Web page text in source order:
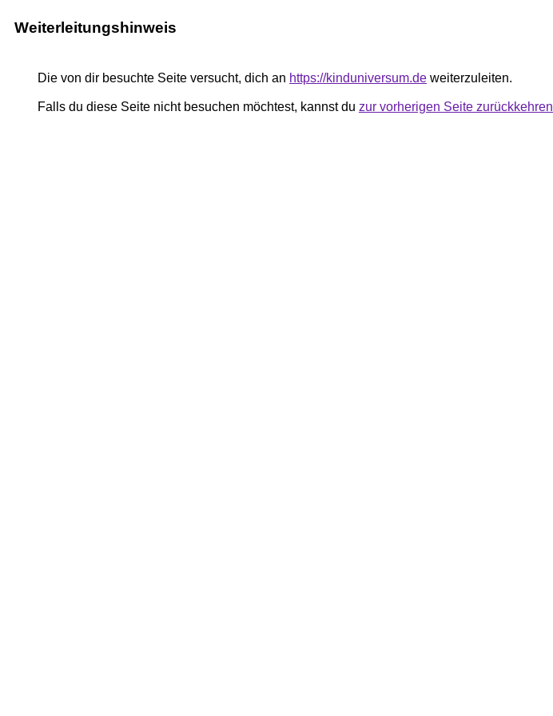
Weiterleitungshinweis
Die von dir besuchte Seite versucht, dich an https://kinduniversum.de weiterzuleiten.
Falls du diese Seite nicht besuchen möchtest, kannst du zur vorherigen Seite zurückkehren